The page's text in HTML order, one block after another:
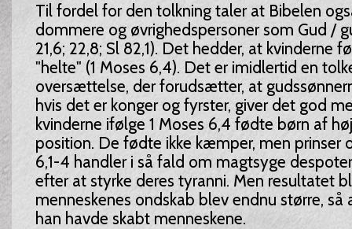
Til fordel for den tolkning taler at Bibelen
dommere og øvrighedspersoner som Gud /
21,6; 22,8; Sl 82,1). Det hedder, at kvinderne
"helte" (1 Moses 6,4). Det er imidlertid en
oversættelse, der forudsætter, at
hvis det er konger og fyrster, giver det god
kvinderne ifølge 1 Moses 6,4 fødte børn af
position. De fødte ikke kæmper, men prinser
6,1-4 handler i så fald om magtsyge
efter at styrke deres tyranni. Men resultatet
menneskenes ondskab blev endnu større,
han havde skabt menneskene.